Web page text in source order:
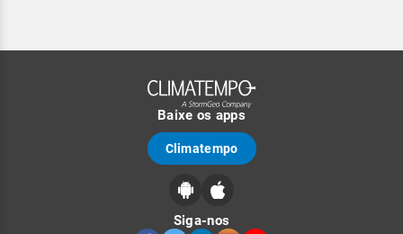
Baixe os apps
Climatempo
Siga-nos